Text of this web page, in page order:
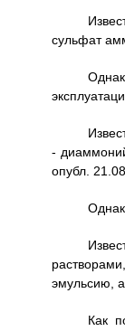
сульфат
-
опубл.
эмульсию,
Как